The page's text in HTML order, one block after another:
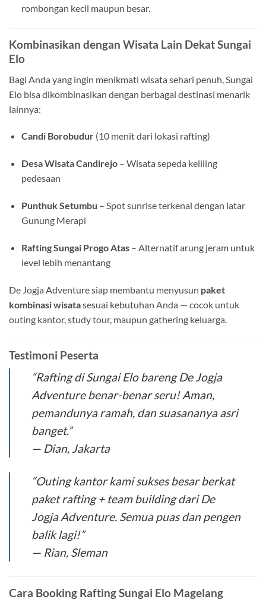
rombongan kecil maupun besar.
Kombinasikan dengan Wisata Lain Dekat Sungai
Elo
Bagi Anda yang ingin menikmati wisata sehari penuh, Sungai
Elo bisa dikombinasikan dengan berbagai destinasi menarik
lainnya:
Candi Borobudur(10 menit dari lokasi rafting)
Desa Wisata Candirejo– Wisata sepeda keliling
pedesaan
Punthuk Setumbu – Spot sunrise terkenal dengan latar
Gunung Merapi
Rafting Sungai Progo Atas– Alternatif arung jeram untuk
level lebih menantang
De Jogja Adventure siap membantu menyusun paket
kombinasi wisatasesuai kebutuhan Anda — cocok untuk
outing kantor, study tour, maupun gathering keluarga.
Testimoni Peserta
“Rafting di Sungai Elo bareng De Jogja
Adventure benar-benar seru! Aman,
pemandunya ramah, dan suasananya asri
banget.”
— Dian, Jakarta
“Outing kantor kami sukses besar berkat
paket rafting + team building dari De
Jogja Adventure. Semua puas dan pengen
balik lagi!”
— Rian, Sleman
Cara Booking Rafting Sungai Elo Magelang